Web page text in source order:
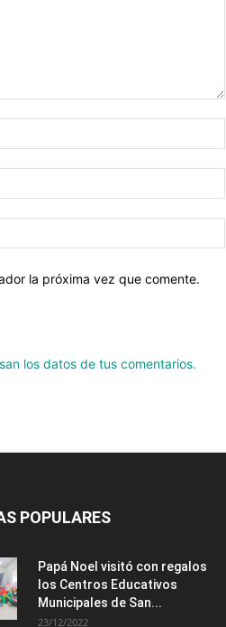
la próxima vez que comente.
los datos de tus comentarios.
POPULARES
Papá Noel visitó con regalos
los Centros Educativos
Municipales de San...
23/12/2022